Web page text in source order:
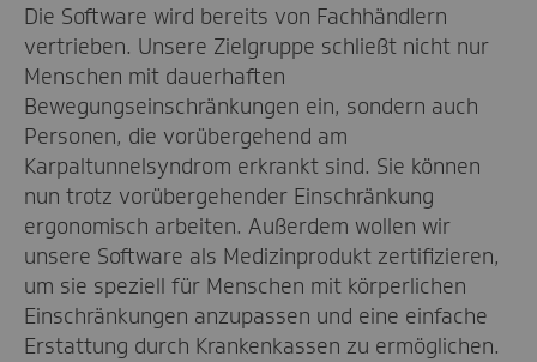
Die Software wird bereits von Fachhändlern
vertrieben. Unsere Zielgruppe schließt nicht nur
Menschen mit dauerhaften
Bewegungseinschränkungen ein, sondern auch
Personen, die vorübergehend am
Karpaltunnelsyndrom erkrankt sind. Sie können
nun trotz vorübergehender Einschränkung
ergonomisch arbeiten. Außerdem wollen wir
unsere Software als Medizinprodukt zertifizieren,
um sie speziell für Menschen mit körperlichen
Einschränkungen anzupassen und eine einfache
Erstattung durch Krankenkassen zu ermöglichen.